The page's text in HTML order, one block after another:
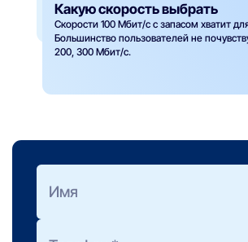
Какую скорость выбрать
Скорости 100 Мбит/с с запасом хватит
Большинство пользователей не
200, 300 Мбит/с.
Оформить заявку
на подбор тарифа